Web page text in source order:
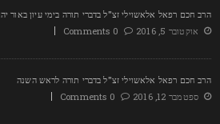
חכם רפאל אלאשוילי זצ"ל בדברי תורה בימי עיון באור יהודה
אוקטובר 5, 2016
0 Comments
חכם רפאל אלאשוילי זצ"ל בדברי תורה לראש השנה
ספטמבר 12, 2016
0 Comments